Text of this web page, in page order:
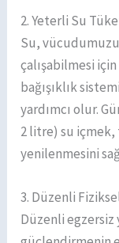
2. Yeterli Su
Su,
çalışabilmesi
bağışıklık
yardımcı olur.
2 litre) su içmek,
yenilenmesini
3. Düzenli
Düzenli egzersiz